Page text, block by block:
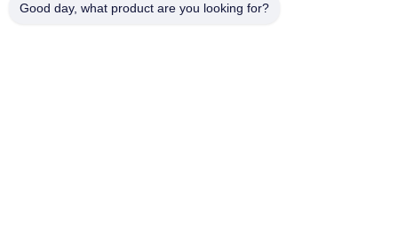
Good day, what product are you looking for?